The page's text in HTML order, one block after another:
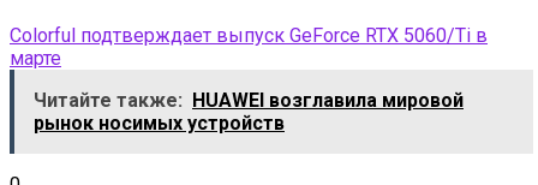
Colorful подтверждает выпуск GeForce RTX 5060/Ti в
марте
Читайте также:
HUAWEI возглавила мировой
рынок носимых устройств